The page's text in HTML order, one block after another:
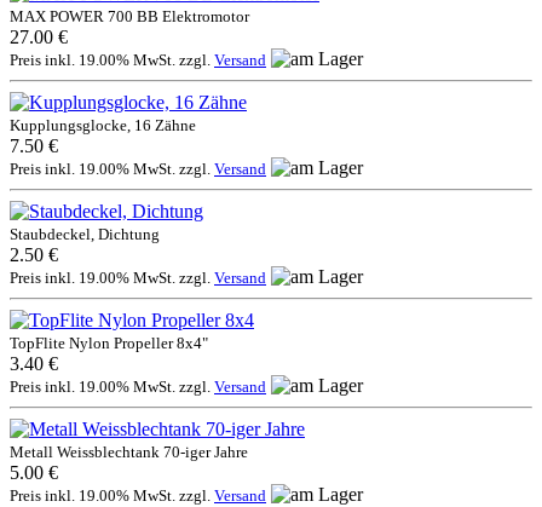
MAX POWER 700 BB Elektromotor
27.00 €
Preis inkl. 19.00% MwSt. zzgl. Versand
Kupplungsglocke, 16 Zähne
7.50 €
Preis inkl. 19.00% MwSt. zzgl. Versand
Staubdeckel, Dichtung
2.50 €
Preis inkl. 19.00% MwSt. zzgl. Versand
TopFlite Nylon Propeller 8x4"
3.40 €
Preis inkl. 19.00% MwSt. zzgl. Versand
Metall Weissblechtank 70-iger Jahre
5.00 €
Preis inkl. 19.00% MwSt. zzgl. Versand